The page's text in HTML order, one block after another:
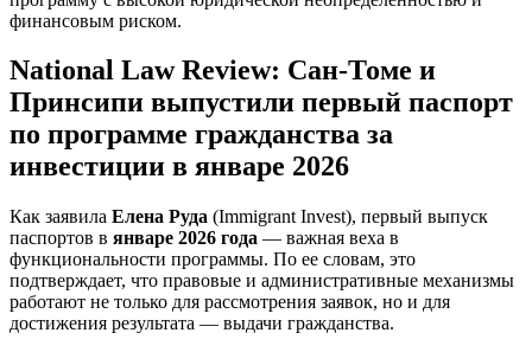
финансовым риском.
National Law Review: Сан-Томе и
Принсипи выпустили первый паспорт
по программе гражданства за
инвестиции в январе 2026
Как заявила Елена Руда (Immigrant Invest), первый выпуск
паспортов в январе 2026 года — важная веха в
функциональности программы. По ее словам, это
подтверждает, что правовые и административные механизмы
работают не только для рассмотрения заявок, но и для
достижения результата — выдачи гражданства.